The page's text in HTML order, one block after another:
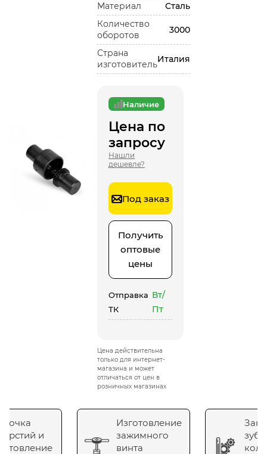
Материал
Сталь
Количество
оборотов
3000
Страна
изготовитель
Италия
Наличие
Цена по
запросу
Нашли
дешевле?
Под заказ
Получить
оптовые
цены
Отправка
ТК
Вт/
Пт
Цена действительна
только для интернет-
магазина и может
отличаться от цен в
розничных магазинах
и
Изготовление
зажимного
винта